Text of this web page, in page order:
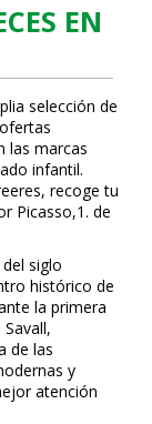
EN
selección de
las marcas
infantil.
recoge tu
Picasso,1. de
siglo
histórico de
la primera
de las
y
atención